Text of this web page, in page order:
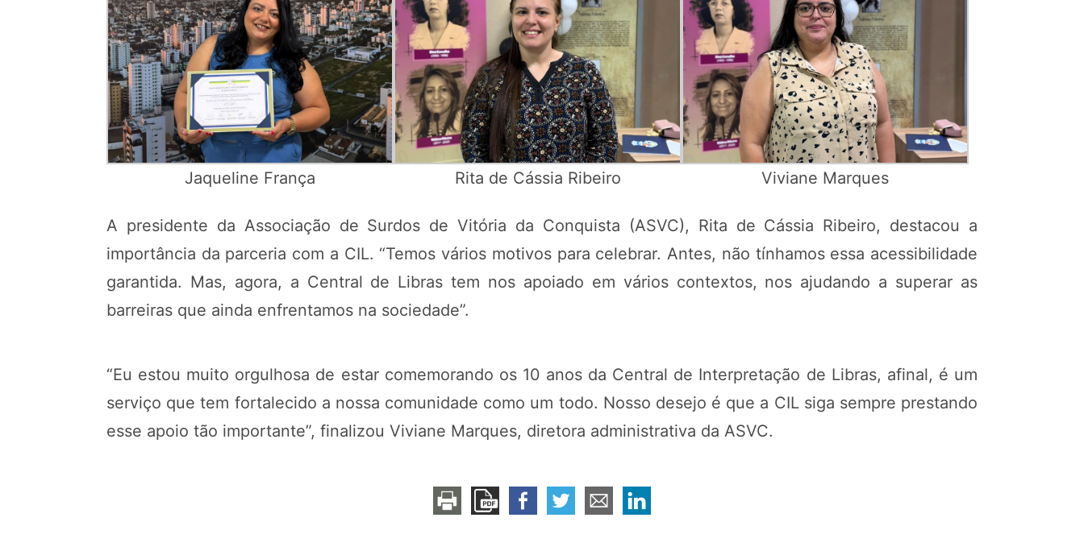
Jaqueline França Rita de Cássia Ribeiro Viviane Marques
A presidente da Associação de Surdos de Vitória da Conquista (ASVC), Rita de Cássia Ribeiro, destacou a
importância da parceria com a CIL. “Temos vários motivos para celebrar. Antes, não tínhamos essa acessibilidade
garantida. Mas, agora, a Central de Libras tem nos apoiado em vários contextos, nos ajudando a superar as
barreiras que ainda enfrentamos na sociedade”.
“Eu estou muito orgulhosa de estar comemorando os 10 anos da Central de Interpretação de Libras, afinal, é um
serviço que tem fortalecido a nossa comunidade como um todo. Nosso desejo é que a CIL siga sempre prestando
esse apoio tão importante”, finalizou Viviane Marques, diretora administrativa da ASVC.